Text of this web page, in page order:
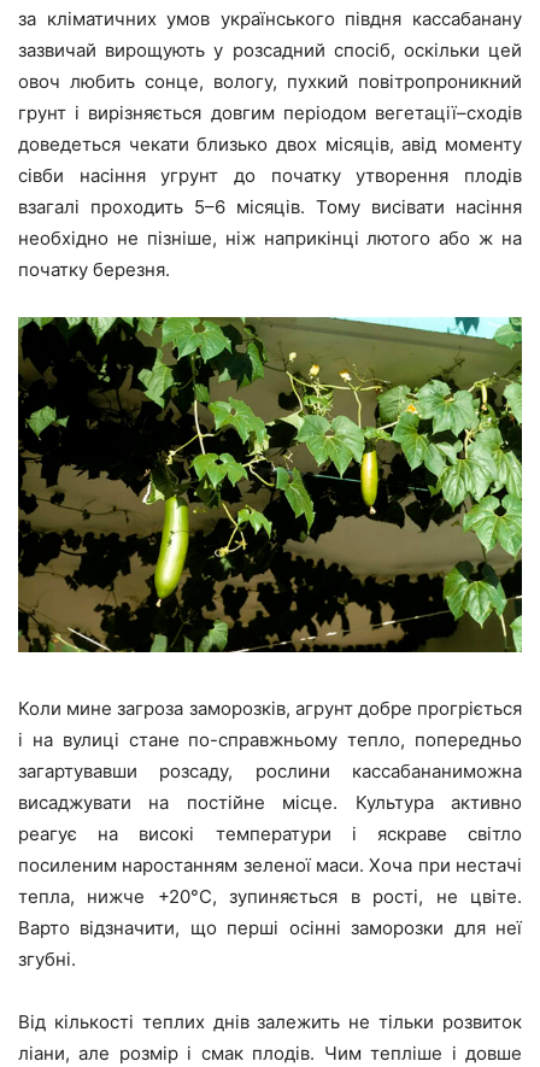
за кліматичних умов українського півдня кассабанану
зазвичай вирощують у розсадний спосіб, оскільки цей
овоч любить сонце, вологу, пухкий повітропроникний
грунт і вирізняється довгим періодом вегетації–сходів
доведеться чекати близько двох місяців, авід моменту
сівби насіння угрунт до початку утворення плодів
взагалі проходить 5–6 місяців. Тому висівати насіння
необхідно не пізніше, ніж наприкінці лютого або ж на
початку березня.
Коли мине загроза заморозків, агрунт добре прогріється
і на вулиці стане по-справжньому тепло, попередньо
загартувавши розсаду, рослини кассабананиможна
висаджувати на постійне місце. Культура активно
реагує на високі температури і яскраве світло
посиленим наростанням зеленої маси. Хоча при нестачі
тепла, нижче +20°С, зупиняється в рості, не цвіте.
Варто відзначити, що перші осінні заморозки для неї
згубні.
Від кількості теплих днів залежить не тільки розвиток
ліани, але розмір і смак плодів. Чим тепліше і довше